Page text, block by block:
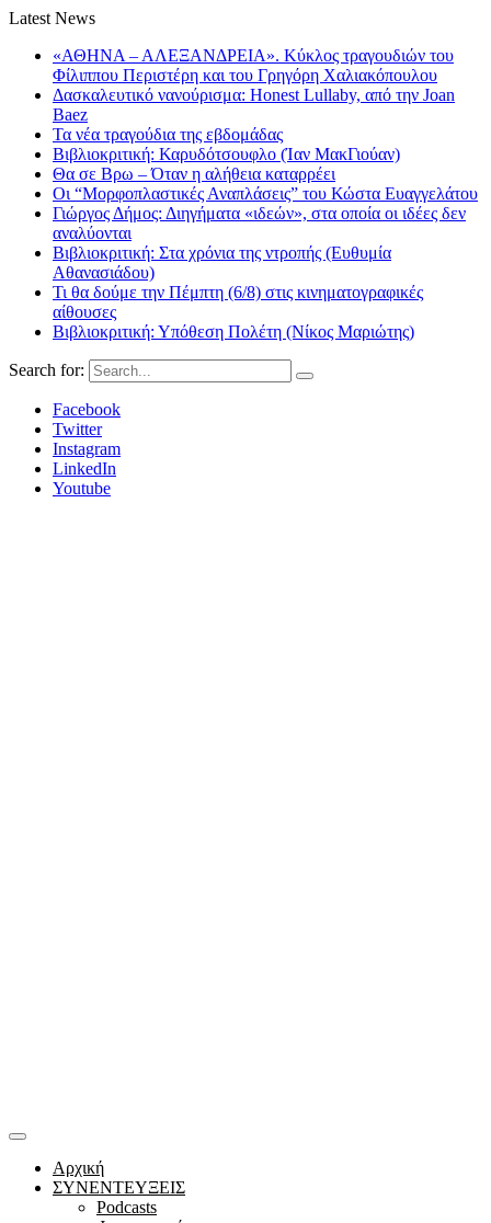
Latest News
«ΑΘΗΝΑ – ΑΛΕΞΑΝΔΡΕΙΑ». Κύκλος τραγουδιών του
Φίλιππου Περιστέρη και του Γρηγόρη Χαλιακόπουλου
Δασκαλευτικό νανούρισμα: Honest Lullaby, από την Joan
Baez
Τα νέα τραγούδια της εβδομάδας
Βιβλιοκριτική: Καρυδότσουφλο (Ίαν ΜακΓιούαν)
Θα σε Βρω – Όταν η αλήθεια καταρρέει
Οι “Μορφοπλαστικές Αναπλάσεις” του Κώστα Ευαγγελάτου
Γιώργος Δήμος: Διηγήματα «ιδεών», στα οποία οι ιδέες δεν
αναλύονται
Βιβλιοκριτική: Στα χρόνια της ντροπής (Ευθυμία
Αθανασιάδου)
Τι θα δούμε την Πέμπτη (6/8) στις κινηματογραφικές
αίθουσες
Βιβλιοκριτική: Υπόθεση Πολέτη (Νίκος Μαριώτης)
Search for:
Facebook
Twitter
Instagram
LinkedIn
Youtube
Αρχική
ΣΥΝΕΝΤΕΥΞΕΙΣ
Podcasts